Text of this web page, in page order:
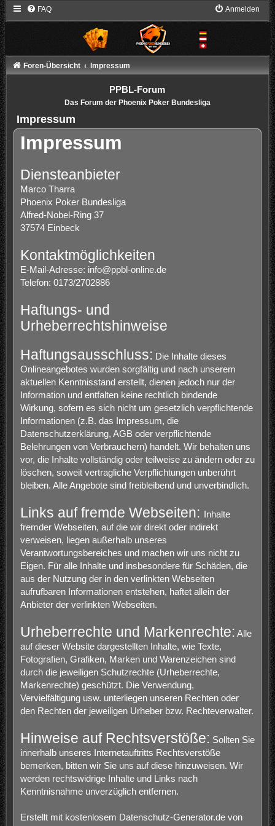
FAQ Anmelden
Foren-Übersicht Impressum
PPBL-Forum
Das Forum der Phoenix Poker Bundesliga
Impressum
Impressum
Diensteanbieter
Marco Tharra
Phoenix Poker Bundesliga
Alfred-Nobel-Ring 37
37574 Einbeck
Kontaktmöglichkeiten
E-Mail-Adresse: info@ppbl-online.de
Telefon: 0173/2702886
Haftungs- und
Urheberrechtshinweise
Haftungsausschluss: Die Inhalte dieses
Onlineangebotes wurden sorgfältig und nach unserem
aktuellen Kenntnisstand erstellt, dienen jedoch nur der
Information und entfalten keine rechtlich bindende
Wirkung, sofern es sich nicht um gesetzlich verpflichtende
Informationen (z.B. das Impressum, die
Datenschutzerklärung, AGB oder verpflichtende
Belehrungen von Verbrauchern) handelt. Wir behalten uns
vor, die Inhalte vollständig oder teilweise zu ändern oder zu
löschen, soweit vertragliche Verpflichtungen unberührt
bleiben. Alle Angebote sind freibleibend und unverbindlich.
Links auf fremde Webseiten: Inhalte
fremder Webseiten, auf die wir direkt oder indirekt
verweisen, liegen außerhalb unseres
Verantwortungsbereiches und machen wir uns nicht zu
Eigen. Für alle Inhalte und insbesondere für Schäden, die
aus der Nutzung der in den verlinkten Webseiten
aufrufbaren Informationen entstehen, haftet allein der
Anbieter der verlinkten Webseiten.
Urheberrechte und Markenrechte: Alle
auf dieser Website dargestellten Inhalte, wie Texte,
Fotografien, Grafiken, Marken und Warenzeichen sind
durch die jeweiligen Schutzrechte (Urheberrechte,
Markenrechte) geschützt. Die Verwendung,
Vervielfältigung usw. unterliegen unseren Rechten oder
den Rechten der jeweiligen Urheber bzw. Rechteverwalter.
Hinweise auf Rechtsverstöße: Sollten Sie
innerhalb unseres Internetauftritts Rechtsverstöße
bemerken, bitten wir Sie uns auf diese hinzuweisen. Wir
werden rechtswidrige Inhalte und Links nach
Kenntnisnahme unverzüglich entfernen.
Erstellt mit kostenlosem Datenschutz-Generator.de von